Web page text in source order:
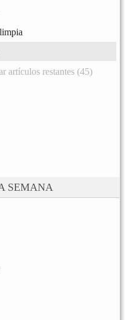
artículos restantes (45)
SEMANA